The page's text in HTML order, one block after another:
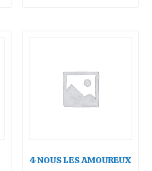
4 NOUS LES AMOUREUX